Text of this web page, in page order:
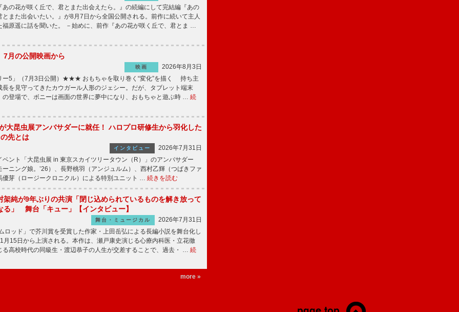
の花が咲く丘で、君とまた出会えたら。』の続編にして完結編『あの
とまた出会いたい。』が8月7日から全国公開される。前作に続いて主人
福原遥に話を聞いた。 －始めに、前作『あの花が咲く丘で、君とま …
7月の公開映画から
映画
2026年8月3日
ー5」（7月3日公開）★★★ おもちゃを取り巻く“変化”を描く 持ち主
長を見守ってきたカウガール人形のジェシー。だが、タブレット端末
の登場で、ボニーは画面の世界に夢中になり、おもちゃと遊ぶ時 … 続
大昆虫展アンバサダーに就任！ ハロプロ研修生から羽化した
先とは
インタビュー
2026年7月31日
ント「大昆虫展 in 東京スカイツリータウン（R）」のアンバサダー
ーニング娘。’26）、長野桃羽（アンジュルム）、西村乙輝（つばきファ
優芽（ロージークロニクル）による特別ユニット … 続きを読む
架純が9年ぶりの共演「閉じ込められているものを解き放って
る」 舞台「キュー」【インタビュー】
舞台・ミュージカル
2026年7月31日
ッド」で芥川賞を受賞した作家・上田岳弘による長編小説を舞台化し
月15日から上演される。本作は、瀬戸康史演じる心療内科医・立花徹
る高校時代の同級生・渡辺恭子の人生が交差することで、過去・ … 続
more »